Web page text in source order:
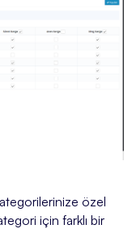
özel
için farklı bir